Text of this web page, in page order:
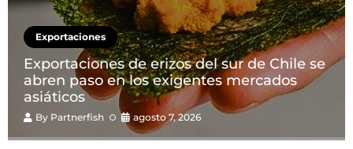
Exportaciones
Exportaciones de erizos del sur de Chile se
abren paso en los exigentes mercados
asiáticos
By Partnerfish agosto 7, 2026